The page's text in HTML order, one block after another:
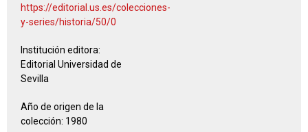
https://editorial.us.es/colecciones-
y-series/historia/50/0
Institución editora:
Editorial Universidad de
Sevilla
Año de origen de la
colección: 1980